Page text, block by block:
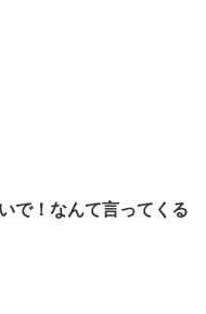
で！なんて言ってくる